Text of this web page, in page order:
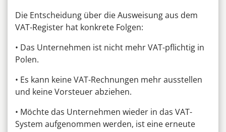
Die Entscheidung über die Ausweisung aus dem
VAT-Register hat konkrete Folgen:
• Das Unternehmen ist nicht mehr VAT-pflichtig in
Polen.
• Es kann keine VAT-Rechnungen mehr ausstellen
und keine Vorsteuer abziehen.
• Möchte das Unternehmen wieder in das VAT-
System aufgenommen werden, ist eine erneute